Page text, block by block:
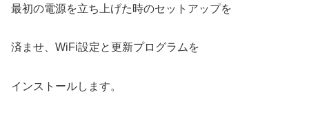
最初の電源を立ち上げた時のセットアップを
済ませ、WiFi設定と更新プログラムを
インストールします。